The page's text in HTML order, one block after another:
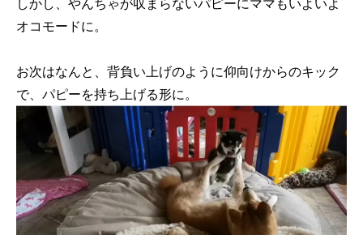
オコモードに。
お次はなんと、背負い上げのように仰向けからのキック
で、パピーを持ち上げる形に。